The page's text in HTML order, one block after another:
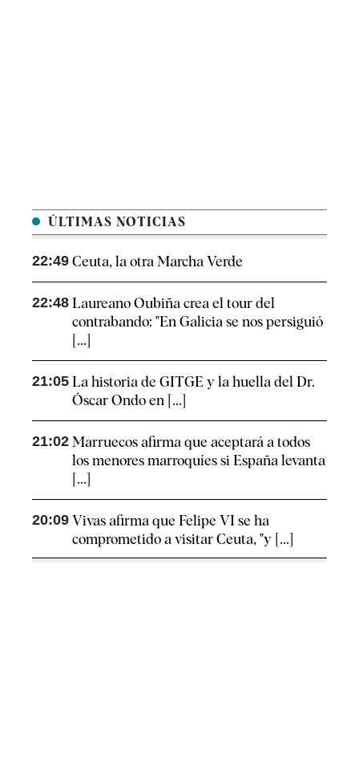
ÚLTIMAS NOTICIAS
22:49 Ceuta, la otra Marcha Verde
22:48 Laureano Oubiña crea el tour del
contrabando: "En Galicia se nos persiguió
[...]
21:05 La historia de GITGE y la huella del Dr.
Óscar Ondo en [...]
21:02 Marruecos afirma que aceptará a todos
los menores marroquíes si España levanta
[...]
20:09 Vivas afirma que Felipe VI se ha
comprometido a visitar Ceuta, "y [...]